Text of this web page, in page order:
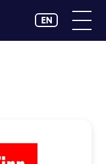
EN